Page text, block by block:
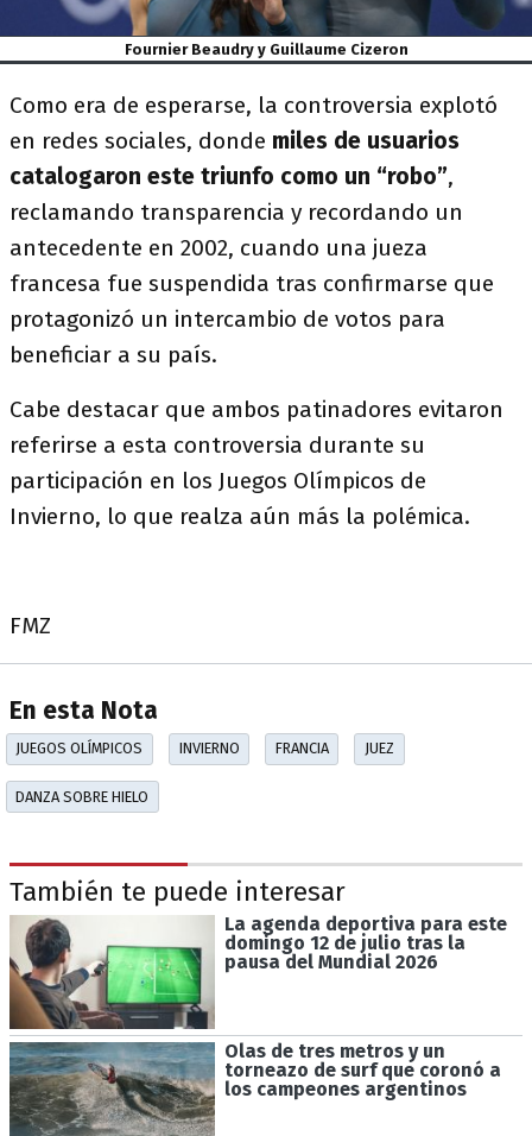
Fournier Beaudry y Guillaume Cizeron
Como era de esperarse, la controversia explotó
en redes sociales, donde miles de usuarios
catalogaron este triunfo como un “robo”,
reclamando transparencia y recordando un
antecedente en 2002, cuando una jueza
francesa fue suspendida tras confirmarse que
protagonizó un intercambio de votos para
beneficiar a su país.
Cabe destacar que ambos patinadores evitaron
referirse a esta controversia durante su
participación en los Juegos Olímpicos de
Invierno, lo que realza aún más la polémica.
FMZ
En esta Nota
JUEGOS OLÍMPICOS INVIERNO FRANCIA JUEZ
DANZA SOBRE HIELO
También te puede interesar
La agenda deportiva para este
domingo 12 de julio tras la
pausa del Mundial 2026
Olas de tres metros y un
torneazo de surf que coronó a
los campeones argentinos